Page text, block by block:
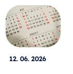
12. 06. 2026